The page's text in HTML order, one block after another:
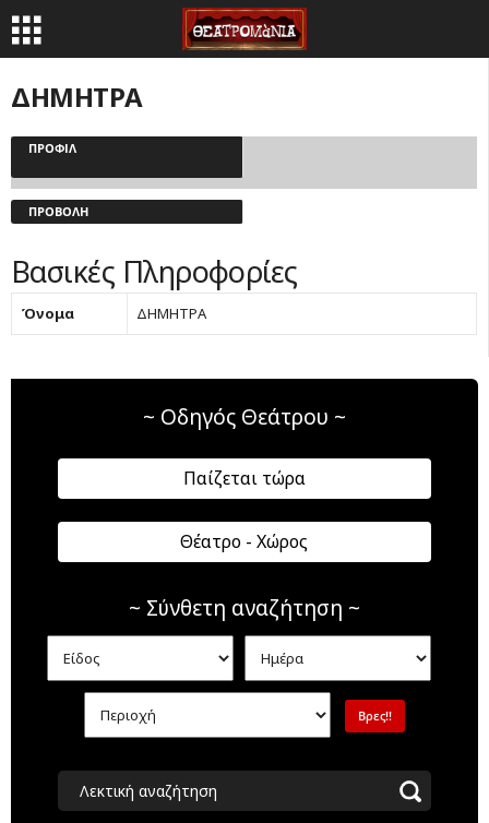
ΔΗΜΗΤΡΑ
ΠΡΟΦΊΛ
ΠΡΟΒΟΛΉ
Βασικές Πληροφορίες
Όνομα ΔΗΜΗΤΡΑ
~ Οδηγός Θεάτρου ~
Παίζεται τώρα
Θέατρο - Χώρος
~ Σύνθετη αναζήτηση ~
Λεκτική αναζήτηση